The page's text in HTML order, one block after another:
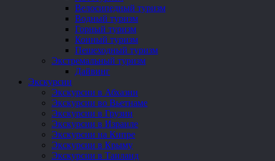
Велосипедный туризм
Водный туризм
Горный туризм
Конный туризм
Пешеходный туризм
Экстремальный туризм
Дайвинг
Экскурсии
Экскурсии в Абхазии
Экскурсии во Вьетнаме
Экскурсии в Грузии
Экскурсии в Израиле
Экскурсии на Кипре
Экскурсии в Крыму
Экскурсии в Таиланд